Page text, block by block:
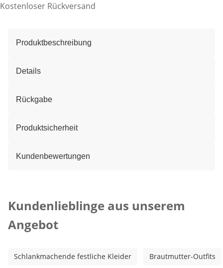
Kostenloser Rückversand
Produktbeschreibung
Details
Rückgabe
Produktsicherheit
Kundenbewertungen
Kundenlieblinge aus unserem
Angebot
Schlankmachende festliche Kleider Brautmutter-Outfits